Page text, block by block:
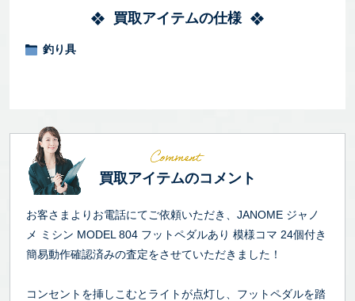
買取アイテムの仕様
釣り具
買取アイテムのコメント
お客さまよりお電話にてご依頼いただき、JANOME ジャノ
メ ミシン MODEL 804 フットペダルあり 模様コマ 24個付き
簡易動作確認済みの査定をさせていただきました！
コンセントを挿しこむとライトが点灯し、フットペダルを踏